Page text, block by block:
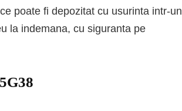
poate fi depozitat cu usurinta intr-un
la indemana, cu siguranta pe